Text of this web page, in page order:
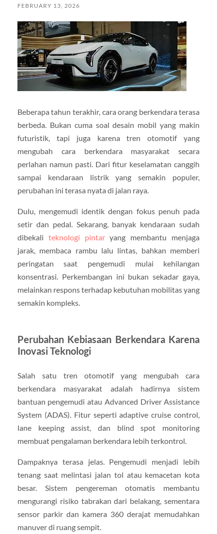
FEBRUARY 13, 2026
Beberapa tahun terakhir, cara orang berkendara terasa
berbeda. Bukan cuma soal desain mobil yang makin
futuristik, tapi juga karena tren otomotif yang
mengubah cara berkendara masyarakat secara
perlahan namun pasti. Dari fitur keselamatan canggih
sampai kendaraan listrik yang semakin populer,
perubahan ini terasa nyata di jalan raya.
Dulu, mengemudi identik dengan fokus penuh pada
setir dan pedal. Sekarang, banyak kendaraan sudah
dibekali teknologi pintaryang membantu menjaga
jarak, membaca rambu lalu lintas, bahkan memberi
peringatan saat pengemudi mulai kehilangan
konsentrasi. Perkembangan ini bukan sekadar gaya,
melainkan respons terhadap kebutuhan mobilitas yang
semakin kompleks.
Perubahan Kebiasaan Berkendara Karena
Inovasi Teknologi
Salah satu tren otomotif yang mengubah cara
berkendara masyarakat adalah hadirnya sistem
bantuan pengemudi atau Advanced Driver Assistance
System (ADAS). Fitur seperti adaptive cruise control,
lane keeping assist, dan blind spot monitoring
membuat pengalaman berkendara lebih terkontrol.
Dampaknya terasa jelas. Pengemudi menjadi lebih
tenang saat melintasi jalan tol atau kemacetan kota
besar. Sistem pengereman otomatis membantu
mengurangi risiko tabrakan dari belakang, sementara
sensor parkir dan kamera 360 derajat memudahkan
manuver di ruang sempit.